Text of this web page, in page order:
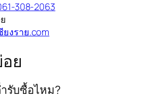
308-2063
ยงราย.com
ย
รับซื้อไหม?